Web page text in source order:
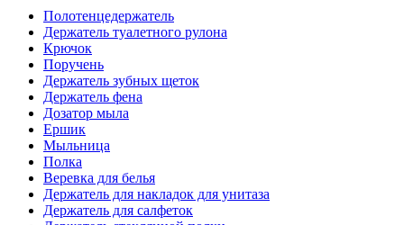
Полотенцедержатель
Держатель туалетного рулона
Крючок
Поручень
Держатель зубных щеток
Держатель фена
Дозатор мыла
Eршик
Мыльница
Полка
Веревка для белья
Держатель для накладок для унитаза
Держатель для салфеток